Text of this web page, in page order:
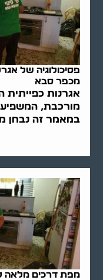
פסיכולוגיה של
מכפר סבא
אגרנות כפייתית
מורכבת,
במאמר זה נבחן
מפת דרכים מלאה